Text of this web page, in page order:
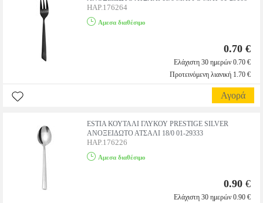
HAP.176264
Αμεσα διαθέσιμο
0.70 €
Ελάχιστη 30 ημερών 0.70 €
Προτεινόμενη λιανική 1.70 €
Αγορά
ESTIA ΚΟΥΤΑΛΙ ΓΛΥΚΟΥ PRESTIGE SILVER
ΑΝΟΞΕΙΔΩΤΟ ΑΤΣΑΛΙ 18/0 01-29333
HAP.176226
Αμεσα διαθέσιμο
0.90 €
Ελάχιστη 30 ημερών 0.90 €